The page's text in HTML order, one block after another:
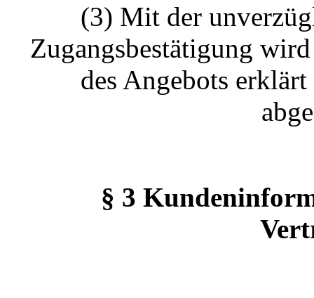
(3) Mit der
Zugangsbestätigung
des Angebots
§ 3